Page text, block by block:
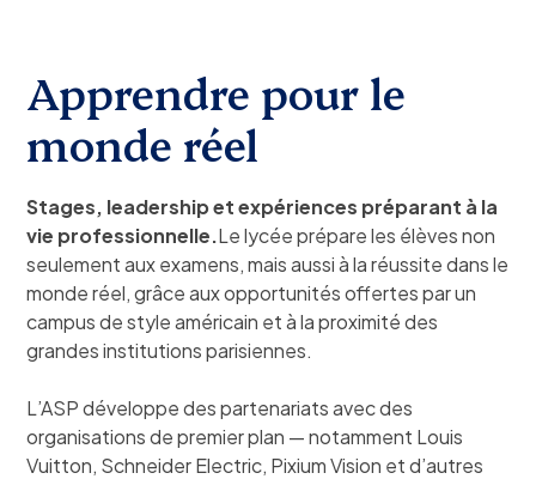
Apprendre pour le
monde réel
Stages, leadership et expériences préparant à la
vie professionnelle.Le lycée prépare les élèves non
seulement aux examens, mais aussi à la réussite dans le
monde réel, grâce aux opportunités offertes par un
campus de style américain et à la proximité des
grandes institutions parisiennes.
L’ASP développe des partenariats avec des
organisations de premier plan — notamment Louis
Vuitton, Schneider Electric, Pixium Vision et d’autres